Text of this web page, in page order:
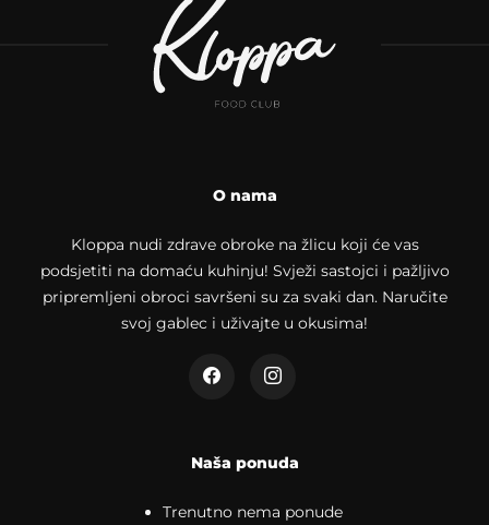
O nama
Kloppa nudi zdrave obroke na žlicu koji će vas
podsjetiti na domaću kuhinju! Svježi sastojci i pažljivo
pripremljeni obroci savršeni su za svaki dan. Naručite
svoj gablec i uživajte u okusima!
Naša ponuda
Trenutno nema ponude